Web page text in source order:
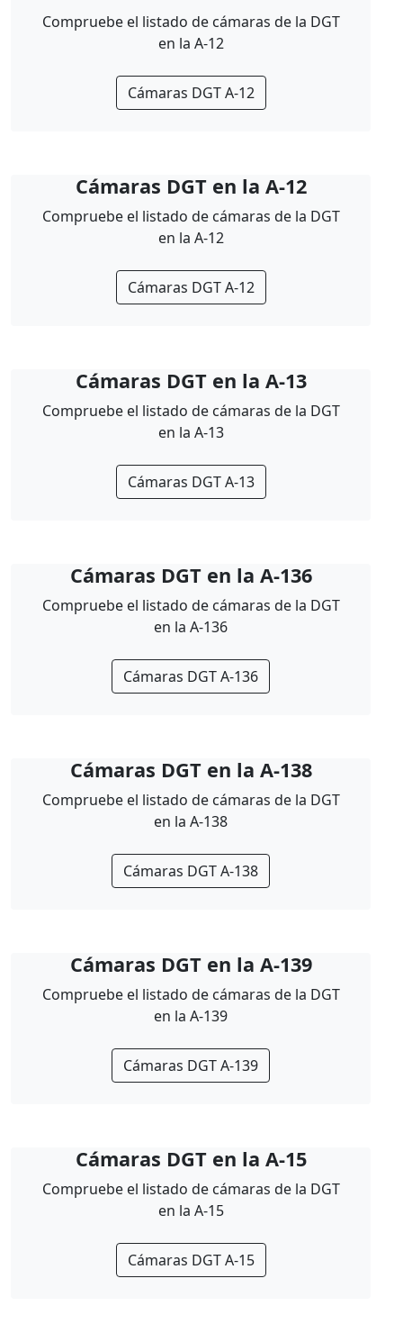
Compruebe el listado de cámaras de la DGT
en la A-12
Cámaras DGT A-12
Cámaras DGT en la A-12
Compruebe el listado de cámaras de la DGT
en la A-12
Cámaras DGT A-12
Cámaras DGT en la A-13
Compruebe el listado de cámaras de la DGT
en la A-13
Cámaras DGT A-13
Cámaras DGT en la A-136
Compruebe el listado de cámaras de la DGT
en la A-136
Cámaras DGT A-136
Cámaras DGT en la A-138
Compruebe el listado de cámaras de la DGT
en la A-138
Cámaras DGT A-138
Cámaras DGT en la A-139
Compruebe el listado de cámaras de la DGT
en la A-139
Cámaras DGT A-139
Cámaras DGT en la A-15
Compruebe el listado de cámaras de la DGT
en la A-15
Cámaras DGT A-15